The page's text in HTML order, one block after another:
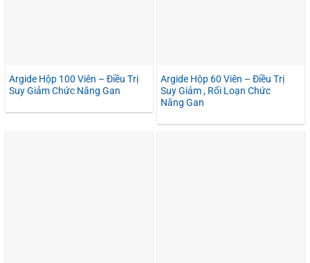
Argide Hộp 100 Viên – Điều Trị
Suy Giảm Chức Năng Gan
Argide Hộp 60 Viên – Điều Trị
Suy Giảm , Rối Loạn Chức
Năng Gan